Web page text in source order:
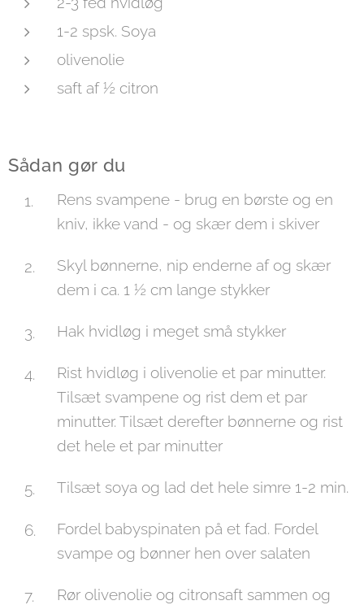
1-2 spsk. Soya
olivenolie
saft af ½ citron
Sådan gør du
Rens svampene - brug en børste og en
kniv, ikke vand - og skær dem i skiver
Skyl bønnerne, nip enderne af og skær
dem i ca. 1 ½ cm lange stykker
Hak hvidløg i meget små stykker
Rist hvidløg i olivenolie et par minutter.
Tilsæt svampene og rist dem et par
minutter. Tilsæt derefter bønnerne og rist
det hele et par minutter
Tilsæt soya og lad det hele simre 1-2 min.
Fordel babyspinaten på et fad. Fordel
svampe og bønner hen over salaten
Rør olivenolie og citronsaft sammen og